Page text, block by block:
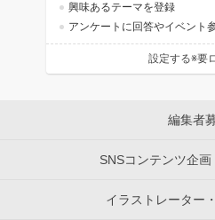
興味あるテーマを登録
アンケートに回答やイベント
設定する※要
編集者
SNSコンテンツ企
イラストレーター